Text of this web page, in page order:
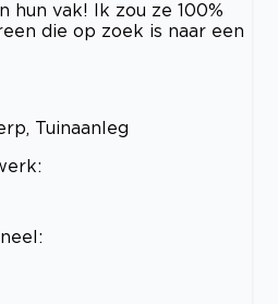
hun vak! Ik zou ze 100%
die op zoek is naar een
Tuinaanleg